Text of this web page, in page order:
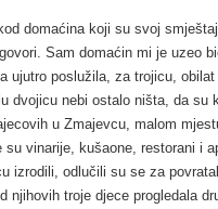
domaćina koji su svoj
Sam domaćin mi je uzeo
ujutro poslužila, za trojicu, obilat
dvojicu nebi ostalo ništa, da su
u Zmajevcu, malom
vinarije, kušaone, restorani i
izrodili, odlučili su se za
njihovih troje djece progledala